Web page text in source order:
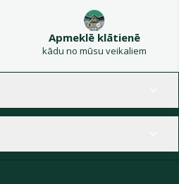
Apmeklē klātienē
kādu no mūsu veikaliem